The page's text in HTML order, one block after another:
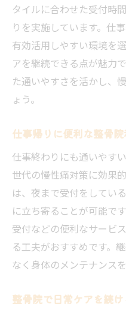
タイルに合わせた受付時
りを実施しています。仕
有効活用しやすい環境を
アを継続できる点が魅力
た通いやすさを活かし、
ょう。
仕事帰りに便利な整骨
仕事終わりにも通いやす
世代の慢性痛対策に効果
は、夜まで受付をしてい
に立ち寄ることが可能で
受付などの便利なサービ
る工夫がおすすめです。
なく身体のメンテナンス
整骨院で日常ケアを続